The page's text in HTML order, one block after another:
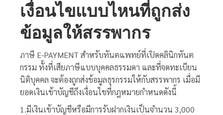
เงื่อนไขแบบไหนที่ถูกส่ง
ข้อมูลให้สรรพากร
ภาษี E-PAYMENT สำหรับทันตแพทย์ที่เปิดคลินิกทันต
กรรม ทั้งที่เสียภาษีแบบบุคคลธรรมดา และที่จดทะเบียน
นิติบุคคล จะต้องถูกส่งข้อมูลธุรกรรมให้กับสรรพากร เมื่อมี
ยอดเงินเข้าบัญชีถึงเงื่อนไขที่กฎหมายกำหนดดังนี้
1.มีเงินเข้าบัญชีหรือมีการรับฝากเงินเป็นจำนวน 3,000